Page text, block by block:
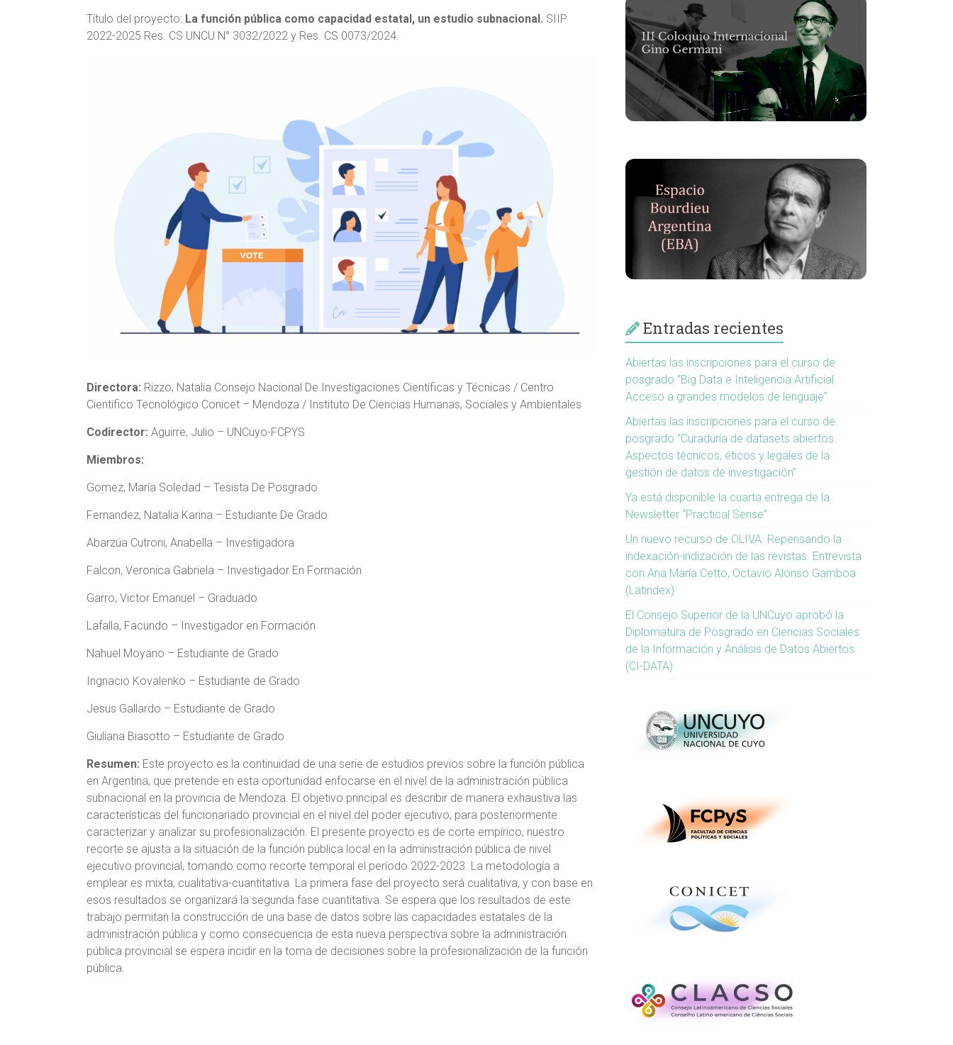
Título del proyecto: La función pública como capacidad estatal, un estudio subnacional. SIIP
2022-2025 Res. CS UNCU N° 3032/2022 y Res. CS 0073/2024.
Directora: Rizzo, Natalia Consejo Nacional De Investigaciones Científicas y Técnicas / Centro
Científico Tecnológico Conicet – Mendoza / Instituto De Ciencias Humanas, Sociales y Ambientales
Codirector: Aguirre, Julio – UNCuyo-FCPYS
Miembros:
Gomez, María Soledad – Tesista De Posgrado
Fernandez, Natalia Karina – Estudiante De Grado
Abarzúa Cutroni, Anabella – Investigadora
Falcon, Veronica Gabriela – Investigador En Formación
Garro, Victor Emanuel – Graduado
Lafalla, Facundo – Investigador en Formación
Nahuel Moyano – Estudiante de Grado
Ingnacio Kovalenko – Estudiante de Grado
Jesus Gallardo – Estudiante de Grado
Giuliana Biasotto – Estudiante de Grado
Resumen: Este proyecto es la continuidad de una serie de estudios previos sobre la función pública
en Argentina, que pretende en esta oportunidad enfocarse en el nivel de la administración pública
subnacional en la provincia de Mendoza. El objetivo principal es describir de manera exhaustiva las
características del funcionariado provincial en el nivel del poder ejecutivo, para posteriormente
caracterizar y analizar su profesionalización. El presente proyecto es de corte empírico, nuestro
recorte se ajusta a la situación de la función pública local en la administración pública de nivel
ejecutivo provincial, tomando como recorte temporal el período 2022-2023. La metodología a
emplear es mixta, cualitativa-cuantitativa. La primera fase del proyecto será cualitativa, y con base en
esos resultados se organizará la segunda fase cuantitativa. Se espera que los resultados de este
trabajo permitan la construcción de una base de datos sobre las capacidades estatales de la
administración pública y como consecuencia de esta nueva perspectiva sobre la administración
pública provincial se espera incidir en la toma de decisiones sobre la profesionalización de la función
pública.
Entradas recientes
Abiertas las inscripciones para el curso de
posgrado “Big Data e Inteligencia Artificial.
Acceso a grandes modelos de lenguaje”
Abiertas las inscripciones para el curso de
posgrado “Curaduría de datasets abiertos.
Aspectos técnicos, éticos y legales de la
gestión de datos de investigación”
Ya está disponible la cuarta entrega de la
Newsletter “Practical Sense”
Un nuevo recurso de OLIVA. Repensando la
indexación-indización de las revistas. Entrevista
con Ana María Cetto, Octavio Alonso Gamboa
(Latindex)
El Consejo Superior de la UNCuyo aprobó la
Diplomatura de Posgrado en Ciencias Sociales
de la Información y Análisis de Datos Abiertos
(CI-DATA)